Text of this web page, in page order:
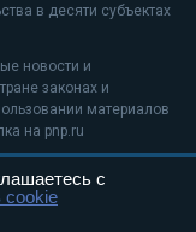
в десяти субъектах
новости и
законах и
материалов
на pnp.ru
с
cookie